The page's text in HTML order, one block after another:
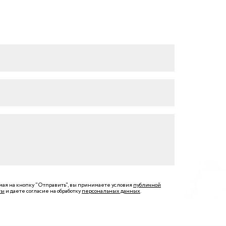
на кнопку "Отправить", вы принимаете условия публичной
и даете согласие на обработкуперсональных данных.